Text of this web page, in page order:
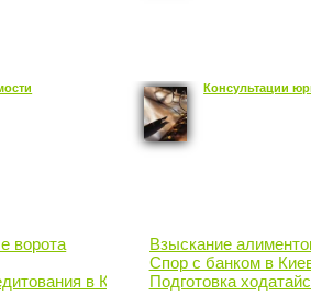
ворота
в Киеве
Консультации
Взыскание
Спор с банком в
Подготовка